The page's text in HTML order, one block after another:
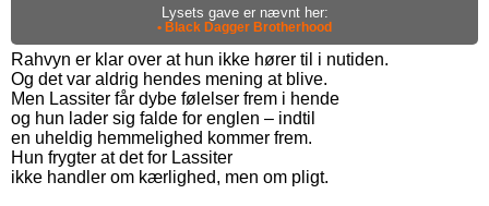
Lysets gave er nævnt her:
• Black Dagger Brotherhood
Rahvyn er klar over at hun ikke hører til i nutiden.
Og det var aldrig hendes mening at blive.
Men Lassiter får dybe følelser frem i hende
og hun lader sig falde for englen – indtil
en uheldig hemmelighed kommer frem.
Hun frygter at det for Lassiter
ikke handler om kærlighed, men om pligt.